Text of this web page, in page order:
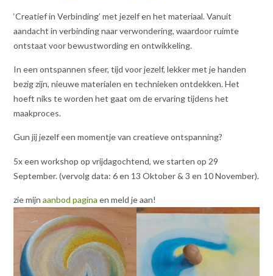
‘Creatief in Verbinding’ met jezelf en het materiaal. Vanuit
aandacht in verbinding naar verwondering, waardoor ruimte
ontstaat voor bewustwording en ontwikkeling.
In een ontspannen sfeer, tijd voor jezelf, lekker met je handen
bezig zijn, nieuwe materialen en technieken ontdekken. Het
hoeft niks te worden het gaat om de ervaring tijdens het
maakproces.
Gun jij jezelf een momentje van creatieve ontspanning?
5x een workshop op vrijdagochtend, we starten op 29
September. (vervolg data: 6 en 13 Oktober & 3 en 10 November).
zie mijn aanbod pagina en meld je aan!